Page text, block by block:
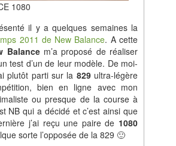
1080
il y a quelques semaines la
2011 de New Balance. A cette
Balancem’a proposé de réaliser
test d’un de leur modèle. De moi-
plutôt parti sur la 829ultra-légère
bien en ligne avec mon
ou presque de la course à
NB qui a décidé et c’est ainsi que
j’ai reçu une paire de 1080
sorte l’opposée de la 829 🙂